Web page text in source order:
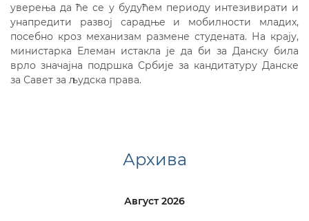
уверења да ће се у будућем периоду интезивирати и
унапредити развој сарадње и мобилности младих,
посебно кроз механизам размене студената. На крају,
министарка Елеман истакла је да би за Данску била
врло значајна подршка Србије за кандитатуру Данске
за Савет за људска права.
Архива
Август 2026